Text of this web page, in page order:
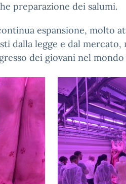
preparazione dei salumi.
espansione, molto
dalla legge e dal mercato,
dei giovani nel